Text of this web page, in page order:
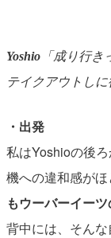
Yoshio「成り行き
テイクアウトしに
・出発
私はYoshioの後
機への違和感がほ
もウーバーイー
背中には、そん